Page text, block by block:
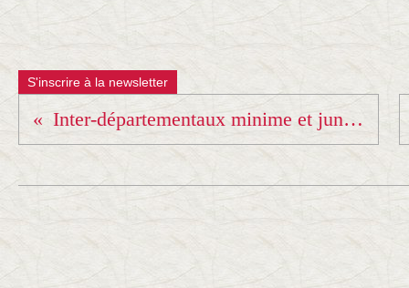
S'inscrire à la newsletter
Inter-départementaux minime et junior...